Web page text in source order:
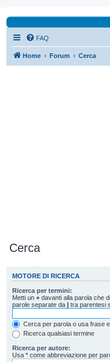
FAQ
Home Forum Cerca
Cerca
MOTORE DI RICERCA
Ricerca per termini:
Metti un + davanti alla parola che
parole separate da | tra parentesi
Cerca per parola o usa frase
Ricerca qualsiasi termine
Ricerca per autore:
Usa * come abbreviazione per